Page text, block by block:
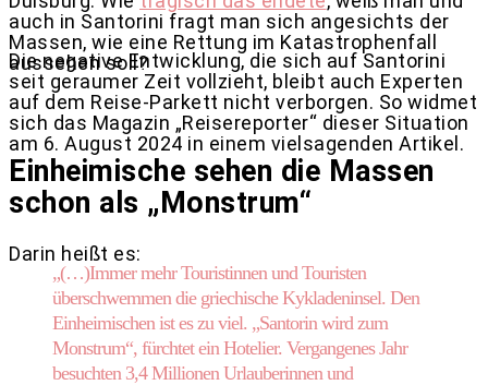
auch in Santorini fragt man sich angesichts der
Massen, wie eine Rettung im Katastrophenfall
aussehen soll?
Die negative Entwicklung, die sich auf Santorini
seit geraumer Zeit vollzieht, bleibt auch Experten
auf dem Reise-Parkett nicht verborgen. So widmet
sich das Magazin „Reisereporter“ dieser Situation
am 6. August 2024 in einem vielsagenden Artikel.
Einheimische sehen die Massen
schon als „Monstrum“
Darin heißt es:
„(…)Immer mehr Touristinnen und Touristen
überschwemmen die griechische Kykladeninsel. Den
Einheimischen ist es zu viel. „Santorin wird zum
Monstrum“, fürchtet ein Hotelier. Vergangenes Jahr
besuchten 3,4 Millionen Urlauberinnen und